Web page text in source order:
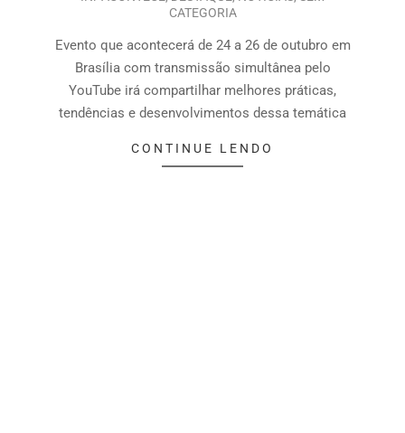
CATEGORIA
Evento que acontecerá de 24 a 26 de outubro em
Brasília com transmissão simultânea pelo
YouTube irá compartilhar melhores práticas,
tendências e desenvolvimentos dessa temática
CONTINUE LENDO